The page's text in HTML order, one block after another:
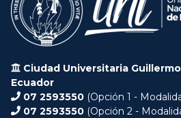
Ciudad Universitaria
Ecuador
07 2593550 (Opción 1 -
07 2593550 (Opción 2 -